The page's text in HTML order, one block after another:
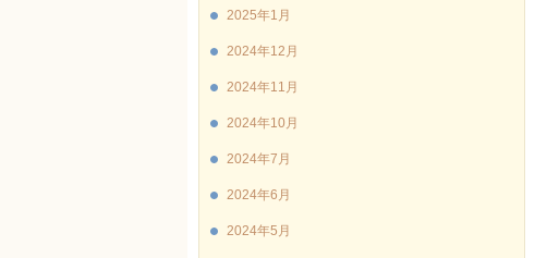
2025年1月
2024年12月
2024年11月
2024年10月
2024年7月
2024年6月
2024年5月